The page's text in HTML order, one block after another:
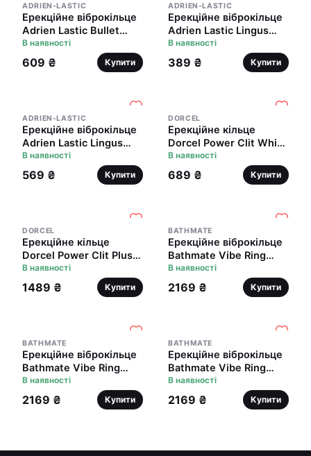
ADRIEN-LASTIC
Ерекційне віброкільце
Adrien Lastic Bullet
Lastic Ring з язичком і
щіточкою для
стимуляції клітора
В наявності
609 ₴ Купити
ADRIEN-LASTIC
Ерекційне віброкільце
Adrien Lastic Lingus
Black з язичком і
щіточкою для
стимуляції клітора
В наявності
389 ₴ Купити
ADRIEN-LASTIC
Ерекційне віброкільце
Adrien Lastic Lingus
MAX Violet з язичком
для стимуляції клітора
В наявності
569 ₴ Купити
DORCEL
Ерекційне кільце
Dorcel Power Clit White
PHOSPHO з вібрацією,
біле, світиться в
темряві
В наявності
689 ₴ Купити
DORCEL
Ерекційне кільце
Dorcel Power Clit Plus з
вібрацією,
перезаряджається, з
язичком та щіточкою
В наявності
1489 ₴ Купити
BATHMATE
Ерекційне віброкільце
Bathmate Vibe Ring
Eight, подвійне, для
члена і мошонки
В наявності
2169 ₴ Купити
BATHMATE
Ерекційне віброкільце
Bathmate Vibe Ring
Strength розширене
В наявності
2169 ₴ Купити
BATHMATE
Ерекційне віброкільце
Bathmate Vibe Ring
Stretch, широке, може
бути обмежувачем
В наявності
2169 ₴ Купити